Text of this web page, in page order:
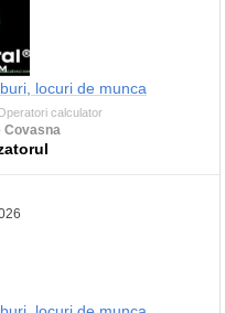
locuri de munca
calculator
Covasna